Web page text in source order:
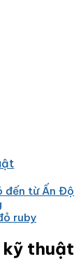
đến từ Ấn Độ
ruby
kỹ thuật